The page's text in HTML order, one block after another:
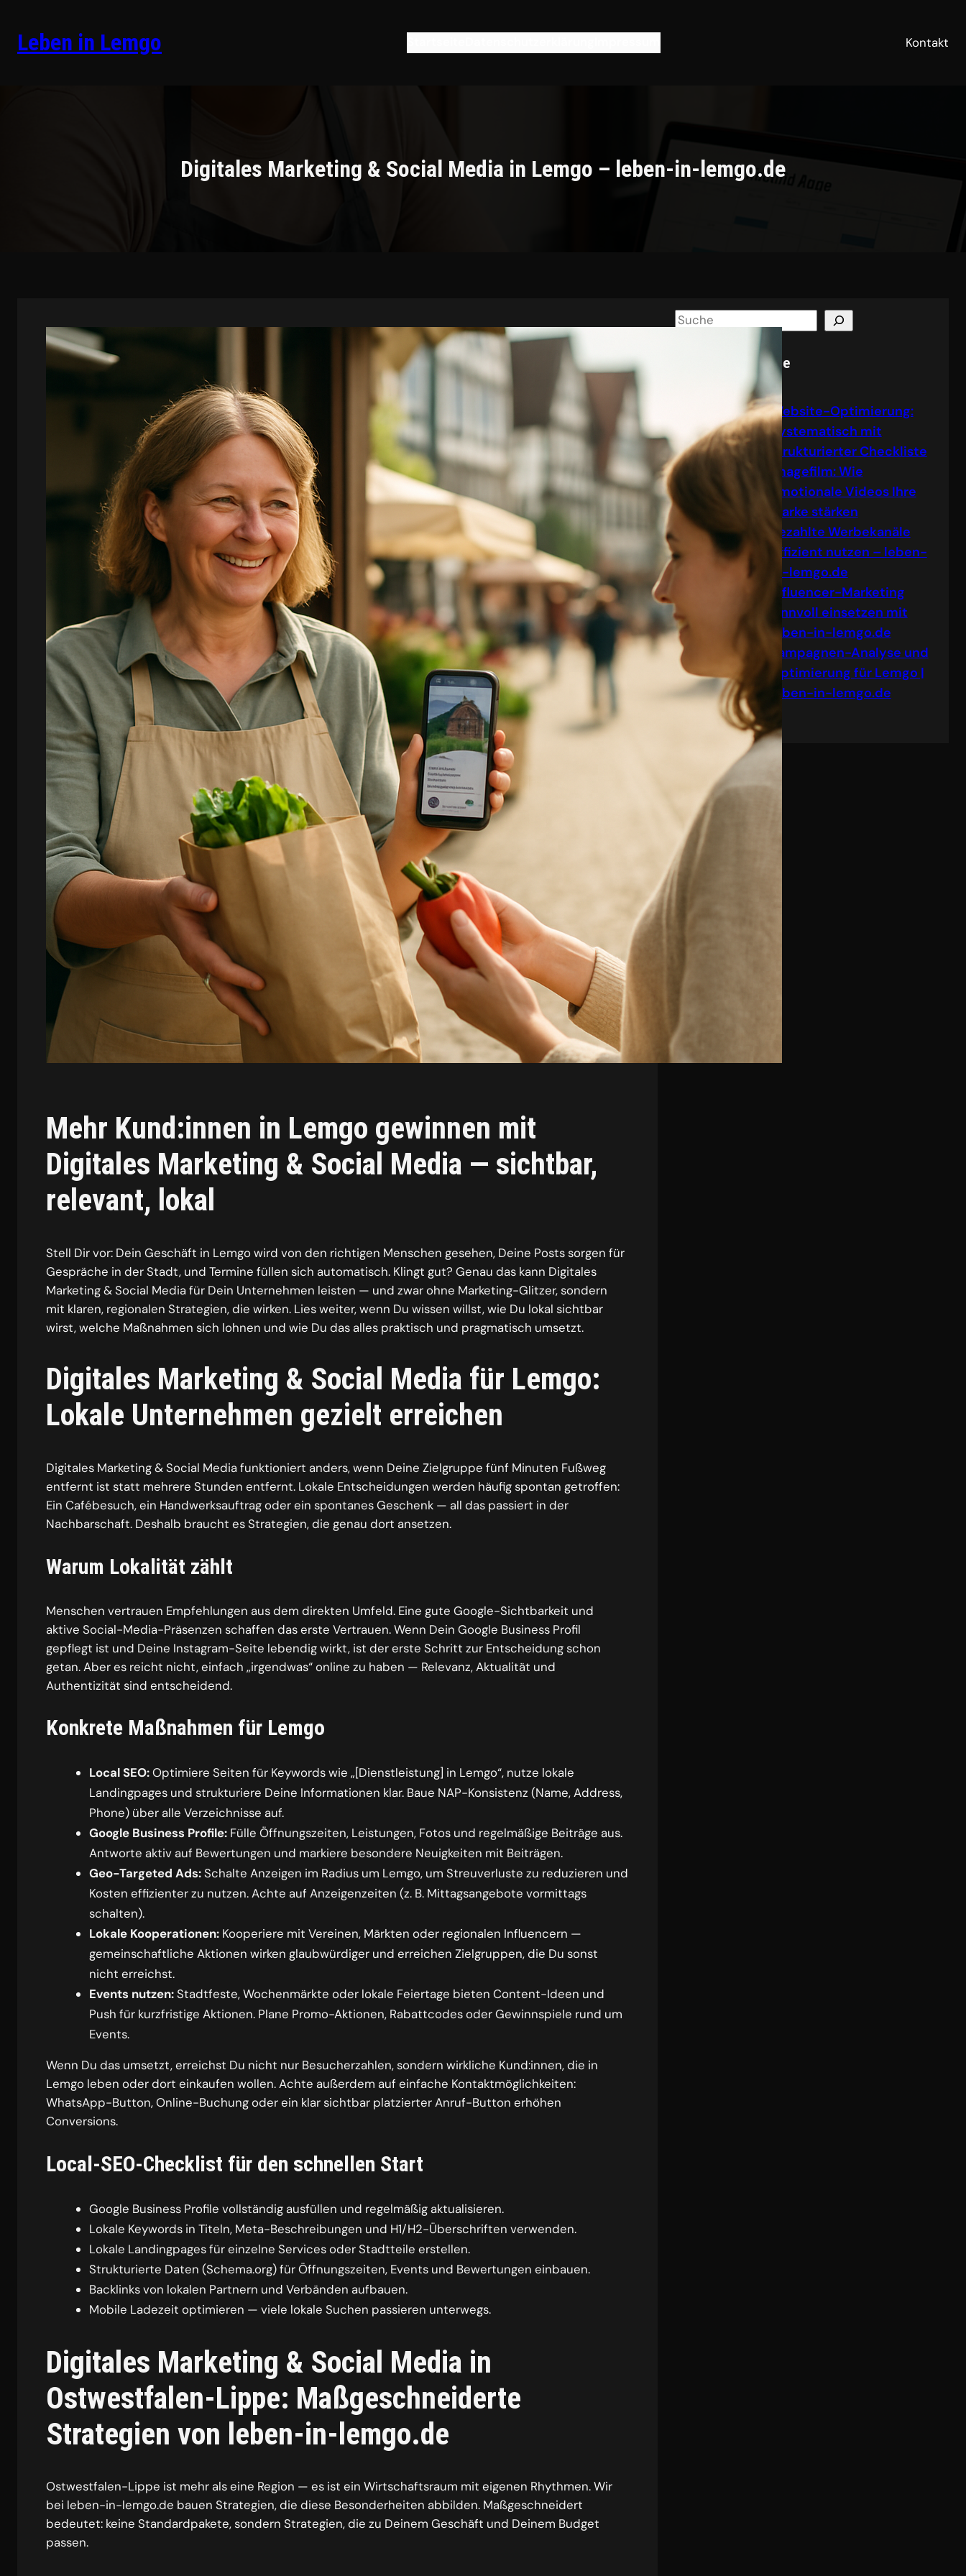
springen
Leben in Lemgo Kontakt
Digitales Marketing & Social Media in Lemgo – leben-in-lemgo.de
Mehr Kund:innen in Lemgo gewinnen mit
Digitales Marketing & Social Media — sichtbar,
relevant, lokal
Stell Dir vor: Dein Geschäft in Lemgo wird von den richtigen Menschen gesehen, Deine Posts sorgen für
Gespräche in der Stadt, und Termine füllen sich automatisch. Klingt gut? Genau das kann Digitales
Marketing & Social Media für Dein Unternehmen leisten — und zwar ohne Marketing-Glitzer, sondern
mit klaren, regionalen Strategien, die wirken. Lies weiter, wenn Du wissen willst, wie Du lokal sichtbar
wirst, welche Maßnahmen sich lohnen und wie Du das alles praktisch und pragmatisch umsetzt.
Digitales Marketing & Social Media für Lemgo:
Lokale Unternehmen gezielt erreichen
Digitales Marketing & Social Media funktioniert anders, wenn Deine Zielgruppe fünf Minuten Fußweg
entfernt ist statt mehrere Stunden entfernt. Lokale Entscheidungen werden häufig spontan getroffen:
Ein Cafébesuch, ein Handwerksauftrag oder ein spontanes Geschenk — all das passiert in der
Nachbarschaft. Deshalb braucht es Strategien, die genau dort ansetzen.
Warum Lokalität zählt
Menschen vertrauen Empfehlungen aus dem direkten Umfeld. Eine gute Google-Sichtbarkeit und
aktive Social-Media-Präsenzen schaffen das erste Vertrauen. Wenn Dein Google Business Profil
gepflegt ist und Deine Instagram-Seite lebendig wirkt, ist der erste Schritt zur Entscheidung schon
getan. Aber es reicht nicht, einfach „irgendwas“ online zu haben — Relevanz, Aktualität und
Authentizität sind entscheidend.
Konkrete Maßnahmen für Lemgo
Local SEO:Optimiere Seiten für Keywords wie „[Dienstleistung] in Lemgo“, nutze lokale
Landingpages und strukturiere Deine Informationen klar. Baue NAP-Konsistenz (Name, Address,
Phone) über alle Verzeichnisse auf.
Google Business Profile: Fülle Öffnungszeiten, Leistungen, Fotos und regelmäßige Beiträge aus.
Antworte aktiv auf Bewertungen und markiere besondere Neuigkeiten mit Beiträgen.
Geo-Targeted Ads:Schalte Anzeigen im Radius um Lemgo, um Streuverluste zu reduzieren und
Kosten effizienter zu nutzen. Achte auf Anzeigenzeiten (z. B. Mittagsangebote vormittags
schalten).
Lokale Kooperationen: Kooperiere mit Vereinen, Märkten oder regionalen Influencern —
gemeinschaftliche Aktionen wirken glaubwürdiger und erreichen Zielgruppen, die Du sonst
nicht erreichst.
Events nutzen:Stadtfeste, Wochenmärkte oder lokale Feiertage bieten Content-Ideen und
Push für kurzfristige Aktionen. Plane Promo-Aktionen, Rabattcodes oder Gewinnspiele rund um
Events.
Wenn Du das umsetzt, erreichst Du nicht nur Besucherzahlen, sondern wirkliche Kund:innen, die in
Lemgo leben oder dort einkaufen wollen. Achte außerdem auf einfache Kontaktmöglichkeiten:
WhatsApp-Button, Online-Buchung oder ein klar sichtbar platzierter Anruf-Button erhöhen
Conversions.
Local-SEO-Checklist für den schnellen Start
Google Business Profile vollständig ausfüllen und regelmäßig aktualisieren.
Lokale Keywords in Titeln, Meta-Beschreibungen und H1/H2-Überschriften verwenden.
Lokale Landingpages für einzelne Services oder Stadtteile erstellen.
Strukturierte Daten (Schema.org) für Öffnungszeiten, Events und Bewertungen einbauen.
Backlinks von lokalen Partnern und Verbänden aufbauen.
Mobile Ladezeit optimieren — viele lokale Suchen passieren unterwegs.
Digitales Marketing & Social Media in
Ostwestfalen-Lippe: Maßgeschneiderte
Strategien von leben-in-lemgo.de
Ostwestfalen-Lippe ist mehr als eine Region — es ist ein Wirtschaftsraum mit eigenen Rhythmen. Wir
bei leben-in-lemgo.de bauen Strategien, die diese Besonderheiten abbilden. Maßgeschneidert
bedeutet: keine Standardpakete, sondern Strategien, die zu Deinem Geschäft und Deinem Budget
passen.
S
Neue Blogbeiträge
Website-Optimierung:
Systematisch mit
strukturierter Checkliste
Imagefilm: Wie
emotionale Videos Ihre
Marke stärken
Bezahlte Werbekanäle
effizient nutzen – leben-
in-lemgo.de
Influencer-Marketing
sinnvoll einsetzen mit
leben-in-lemgo.de
Kampagnen-Analyse und
Optimierung für Lemgo |
leben-in-lemgo.de